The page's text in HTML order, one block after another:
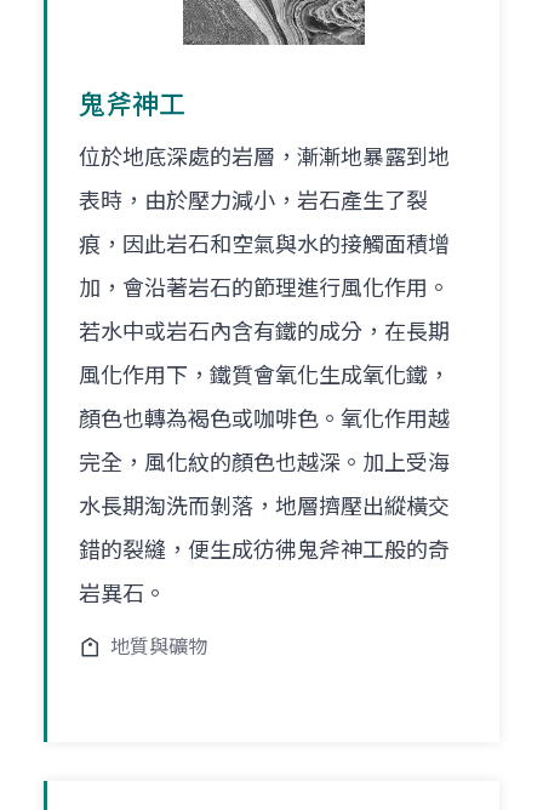
鬼斧神工
位於地底深處的岩層，漸漸地暴露到地
表時，由於壓力減小，岩石產生了裂
痕，因此岩石和空氣與水的接觸面積增
加，會沿著岩石的節理進行風化作用。
若水中或岩石內含有鐵的成分，在長期
風化作用下，鐵質會氧化生成氧化鐵，
顏色也轉為褐色或咖啡色。氧化作用越
完全，風化紋的顏色也越深。加上受海
水長期淘洗而剝落，地層擠壓出縱橫交
錯的裂縫，便生成彷彿鬼斧神工般的奇
岩異石。
地質與礦物